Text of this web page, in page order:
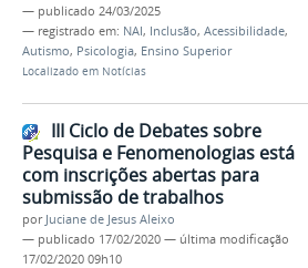
— publicado 24/03/2025
— registrado em: NAI, Inclusão, Acessibilidade,
Autismo, Psicologia, Ensino Superior
Localizado em Notícias
III Ciclo de Debates sobre
Pesquisa e Fenomenologias está
com inscrições abertas para
submissão de trabalhos
por Juciane de Jesus Aleixo
— publicado 17/02/2020 — última modificação
17/02/2020 09h10